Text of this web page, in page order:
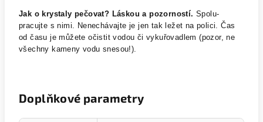
Jak o krystaly pečovat? Láskou a pozorností. Spolu-
pracujte s nimi. Nenechávajte je jen tak ležet na polici. Čas
od času je můžete očistit vodou či vykuřovadlem (pozor, ne
všechny kameny vodu snesou!).
Doplňkové parametry